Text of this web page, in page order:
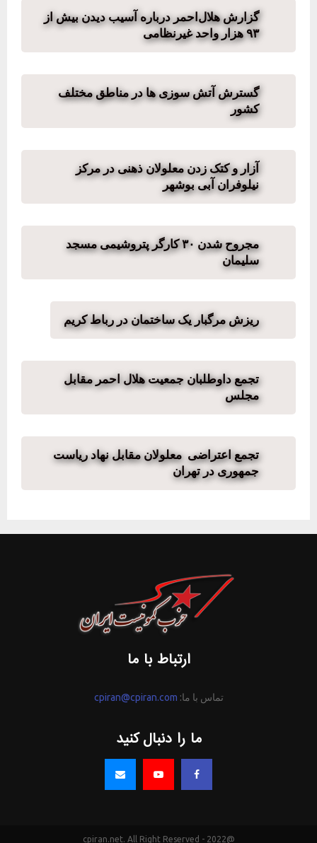
گزارش هلال‌احمر درباره آسیب دیدن بیش از
۹۳ هزار واحد غیرنظامی
گسترش آتش سوزی ها در مناطق مختلف
کشور
آزار و کتک‌ زدن معلولان ذهنی در مرکز
نیلوفران آبی بوشهر
مجروح شدن ۳۰ کارگر پتروشیمی مسجد
سلیمان
ریزش مرگبار یک ساختمان در رباط کریم
تجمع داوطلبان جمعیت هلال احمر مقابل
مجلس
تجمع اعتراضی معلولان مقابل نهاد ریاست
جمهوری در تهران
ارتباط با ما
تماس با ما: cpiran@cpiran.com
ما را دنبال کنید
@2022 - cpiran.net. All Right Reserved